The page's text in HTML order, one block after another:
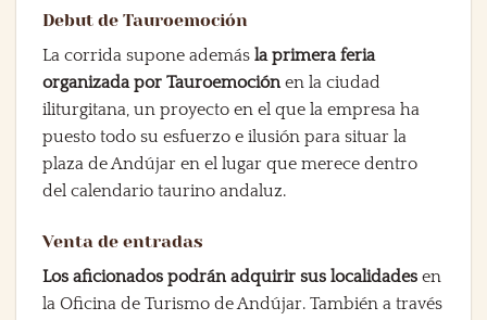
Debut de Tauroemoción
La corrida supone además la primera feria
organizada por Tauroemociónen la ciudad
iliturgitana, un proyecto en el que la empresa ha
puesto todo su esfuerzo e ilusión para situar la
plaza de Andújar en el lugar que merece dentro
del calendario taurino andaluz.
Venta de entradas
Los aficionados podrán adquirir sus localidades en
la Oficina de Turismo de Andújar. También a través